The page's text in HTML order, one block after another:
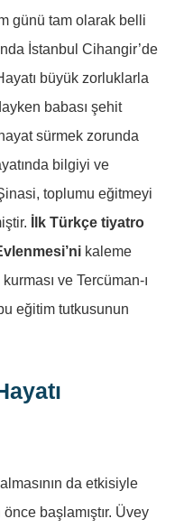
günü tam olarak belli
İstanbul Cihangir’de
büyük zorluklarla
babası şehit
sürmek zorunda
bilgiyi ve
toplumu eğitmeyi
İlk Türkçe tiyatro
kaleme
ve Tercüman-ı
eğitim tutkusunun
da etkisiyle
başlamıştır. Üvey